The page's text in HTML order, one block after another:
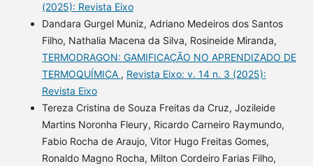
(2025): Revista Eixo
Dandara Gurgel Muniz, Adriano Medeiros dos Santos
Filho, Nathalia Macena da Silva, Rosineide Miranda,
TERMODRAGON: GAMIFICAÇÃO NO APRENDIZADO DE
TERMOQUÍMICA , Revista Eixo: v. 14 n. 3 (2025):
Revista Eixo
Tereza Cristina de Souza Freitas da Cruz, Jozileide
Martins Noronha Fleury, Ricardo Carneiro Raymundo,
Fabio Rocha de Araujo, Vitor Hugo Freitas Gomes,
Ronaldo Magno Rocha, Milton Cordeiro Farias Filho,